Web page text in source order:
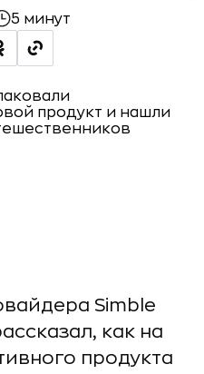
5 минут
Simble
как на
продукта